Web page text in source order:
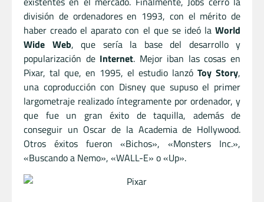
división de ordenadores en 1993, con el mérito de
haber creado el aparato con el que se ideó la World
Wide Web, que sería la base del desarrollo y
popularización de Internet. Mejor iban las cosas en
Pixar, tal que, en 1995, el estudio lanzó Toy Story,
una coproducción con Disney que supuso el primer
largometraje realizado íntegramente por ordenador, y
que fue un gran éxito de taquilla, además de
conseguir un Oscar de la Academia de Hollywood.
Otros éxitos fueron «Bichos», «Monsters Inc.»,
«Buscando a Nemo», «WALL-E» o «Up».